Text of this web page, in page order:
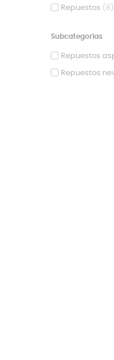
Repuestos (8)
Subcategorías
Repuestos
Repuestos